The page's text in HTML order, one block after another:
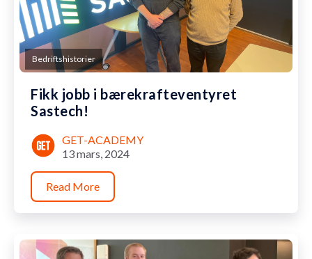
Bedriftshistorier
Fikk jobb i bærekrafteventyret
Sastech!
GET-ACADEMY
13 mars, 2024
Read More